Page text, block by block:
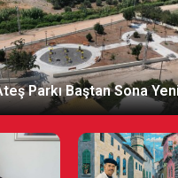
Parkı Baştan Sona